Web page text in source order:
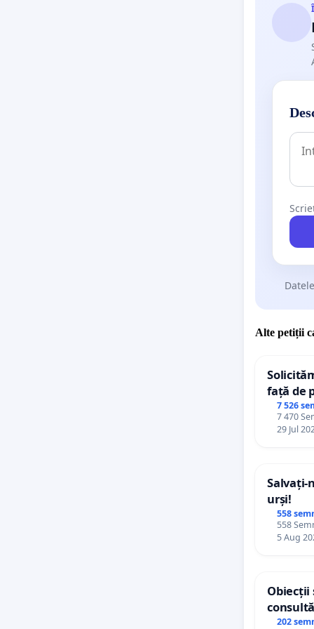
Alte petiții
față de
7 526
7 470
29 Jul
Salvați-
urși!
558
558
5 Aug
Obiecții
Plan
202